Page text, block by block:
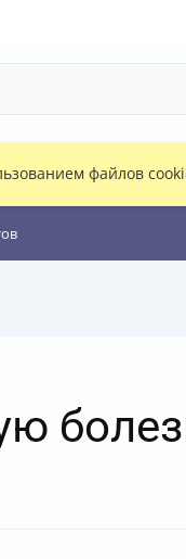
файлов